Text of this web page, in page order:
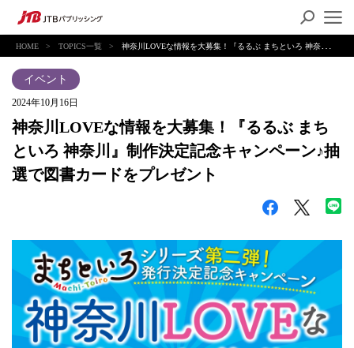
HOME TOPICS一覧 神奈川LOVEな情報を大募集！『るるぶ まちといろ 神奈川』制作決定記念キャンペーン♪抽選で図書カードをプレゼント
2024年10月16日
神奈川LOVEな情報を大募集！『るるぶ まち
といろ 神奈川』制作決定記念キャンペーン♪抽
選で図書カードをプレゼント